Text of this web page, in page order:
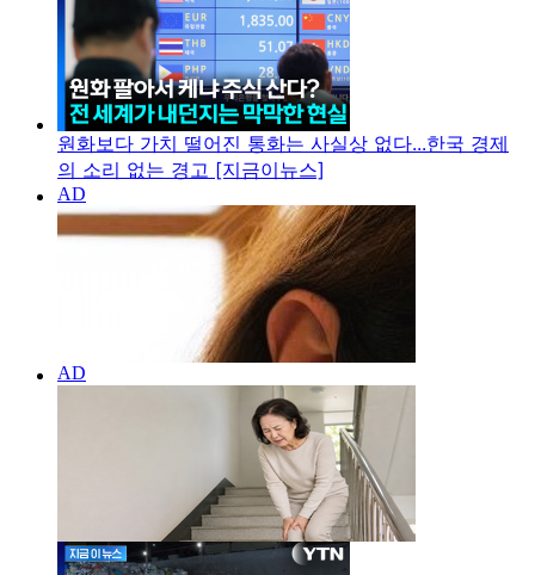
원화보다 가치 떨어진 통화는 사실상 없다...한국 경제
의 소리 없는 경고 [지금이뉴스]